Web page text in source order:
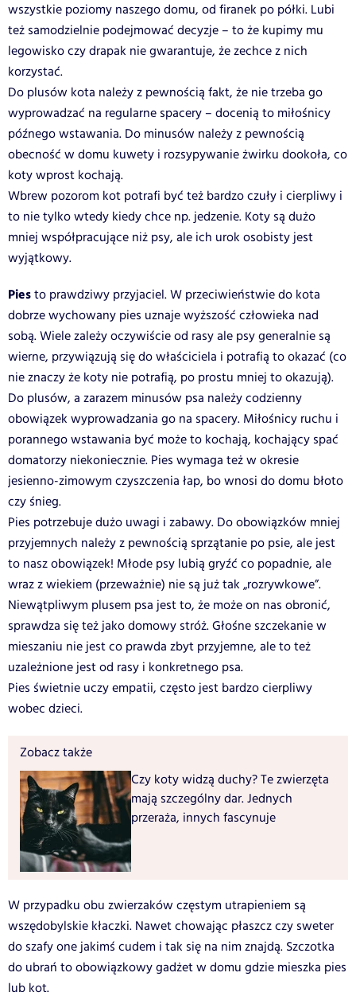
wszystkie poziomy naszego domu, od firanek po półki. Lubi
też samodzielnie podejmować decyzje – to że kupimy mu
legowisko czy drapak nie gwarantuje, że zechce z nich
korzystać.
Do plusów kota należy z pewnością fakt, że nie trzeba go
wyprowadzać na regularne spacery – docenią to miłośnicy
późnego wstawania. Do minusów należy z pewnością
obecność w domu kuwety i rozsypywanie żwirku dookoła, co
koty wprost kochają.
Wbrew pozorom kot potrafi być też bardzo czuły i cierpliwy i
to nie tylko wtedy kiedy chce np. jedzenie. Koty są dużo
mniej współpracujące niż psy, ale ich urok osobisty jest
wyjątkowy.
Piesto prawdziwy przyjaciel. W przeciwieństwie do kota
dobrze wychowany pies uznaje wyższość człowieka nad
sobą. Wiele zależy oczywiście od rasy ale psy generalnie są
wierne, przywiązują się do właściciela i potrafią to okazać (co
nie znaczy że koty nie potrafią, po prostu mniej to okazują).
Do plusów, a zarazem minusów psa należy codzienny
obowiązek wyprowadzania go na spacery. Miłośnicy ruchu i
porannego wstawania być może to kochają, kochający spać
domatorzy niekoniecznie. Pies wymaga też w okresie
jesienno-zimowym czyszczenia łap, bo wnosi do domu błoto
czy śnieg.
Pies potrzebuje dużo uwagi i zabawy. Do obowiązków mniej
przyjemnych należy z pewnością sprzątanie po psie, ale jest
to nasz obowiązek! Młode psy lubią gryźć co popadnie, ale
wraz z wiekiem (przeważnie) nie są już tak „rozrywkowe”.
Niewątpliwym plusem psa jest to, że może on nas obronić,
sprawdza się też jako domowy stróż. Głośne szczekanie w
mieszaniu nie jest co prawda zbyt przyjemne, ale to też
uzależnione jest od rasy i konkretnego psa.
Pies świetnie uczy empatii, często jest bardzo cierpliwy
wobec dzieci.
Zobacz także
Czy koty widzą duchy? Te zwierzęta
mają szczególny dar. Jednych
przeraża, innych fascynuje
W przypadku obu zwierzaków częstym utrapieniem są
wszędobylskie kłaczki. Nawet chowając płaszcz czy sweter
do szafy one jakimś cudem i tak się na nim znajdą. Szczotka
do ubrań to obowiązkowy gadżet w domu gdzie mieszka pies
lub kot.